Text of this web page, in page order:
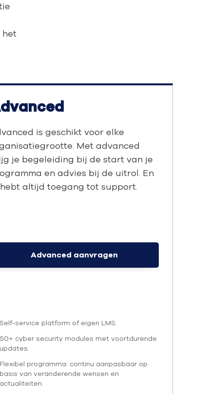
het
is geschikt voor elke
Met advanced
je begeleiding bij de start van je
en advies bij de uitrol. En
altijd toegang tot support.
Advanced aanvragen
Self-service platform of eigen LMS.
50+ cyber security modules met voortdurende
updates.
Flexibel programma: continu aanpasbaar op
basis van veranderende wensen en
actualiteiten.